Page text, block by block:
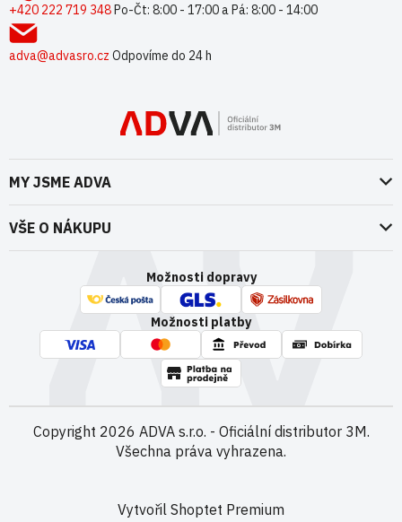
+420 222 719 348Po-Čt: 8:00 - 17:00 a Pá: 8:00 - 14:00
adva@advasro.cz Odpovíme do 24 h
MY JSME ADVA
O nás
Naše dokumenty
Nedržíme se zbytečně při zemi
Kontakty
VŠE O NÁKUPU
VOP pro spotřebitele - fyzické osoby
VOP pro nakupující podnikatele
VOP Letectví / GT&C Aerospace
Kamenná prodejna
Možnosti dopravy
Možnosti platby
Vytvořil Shoptet Premium
Copyright 2026 ADVA s.r.o. - Oficiální distributor 3M.
Všechna práva vyhrazena.